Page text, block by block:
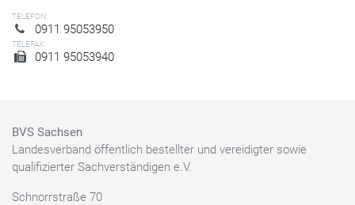
TELEFON:
0911 95053950
TELEFAX:
0911 95053940
BVS Sachsen
Landesverband öffentlich bestellter und vereidigter sowie
qualifizierter Sachverständigen e.V.
Schnorrstraße 70